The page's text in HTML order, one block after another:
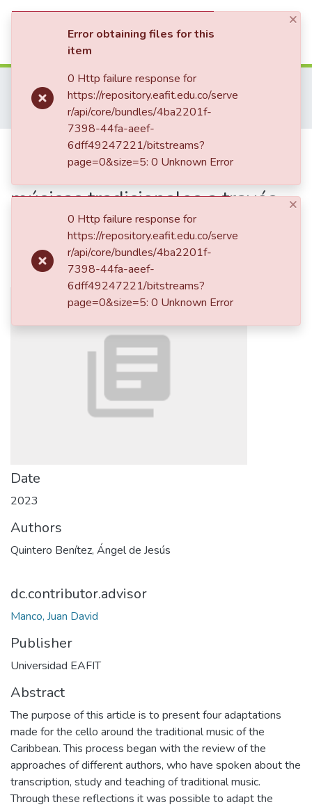
Communities & Collections
All of DSpace
Tesis de Grado
Maestría en Música (tesis)
Violonchelo cantao; el violonchelo desde las músicas tradicionales a través de cuatro adaptaciones de melodías representativas del Caribe colombiano
Publication:Violonchelo cantao;
el violonchelo desde las
músicas tradicionales a través
de cuatro adaptaciones de
melodías representativas del
Caribe colombiano
Date
2023
Authors
Quintero Benítez, Ángel de Jesús
dc.contributor.advisor
Manco, Juan David
Publisher
Universidad EAFIT
Abstract
The purpose of this article is to present four adaptations
made for the cello around the traditional music of the
Caribbean. This process began with the review of the
approaches of different authors, who have spoken about the
transcription, study and teaching of traditional music.
Through these reflections it was possible to adapt the
×
Error obtaining files for this
item
0 Http failure response for
https://repository.eafit.edu.co/serve
r/api/core/bundles/4ba2201f-
7398-44fa-aeef-
6dff49247221/bitstreams?
page=0&size=5: 0 Unknown Error
×
0 Http failure response for
https://repository.eafit.edu.co/serve
r/api/core/bundles/4ba2201f-
7398-44fa-aeef-
6dff49247221/bitstreams?
page=0&size=5: 0 Unknown Error